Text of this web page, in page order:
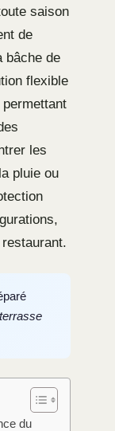
saison
de
bâche de
flexible
permettant
les
pluie ou
du